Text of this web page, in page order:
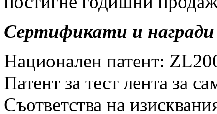
Сертификати и
Национален патент:
Патент за тест лента за
Съответства на